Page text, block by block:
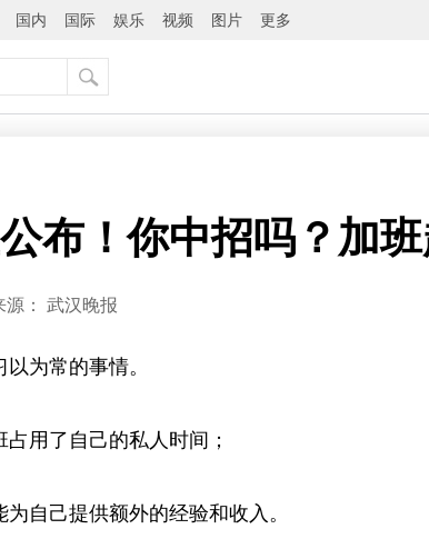
国内 国际 娱乐 视频 图片 更多
布！你中招吗？加
源： 武汉晚报
为常的事情。
用了自己的私人时间；
己提供额外的经验和收入。